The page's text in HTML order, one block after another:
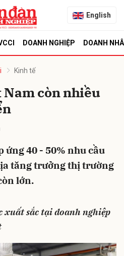
English
DOANH NGHIỆP DOANH
Kinh tế
Nam còn nhiều
ứng 40 - 50% nhu cầu
tăng trưởng thị trường
lớn.
xuất sắc tại doanh nghiệp
Hủy